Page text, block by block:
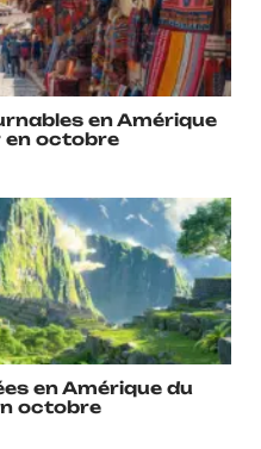
en Amérique
en octobre
en Amérique du
octobre